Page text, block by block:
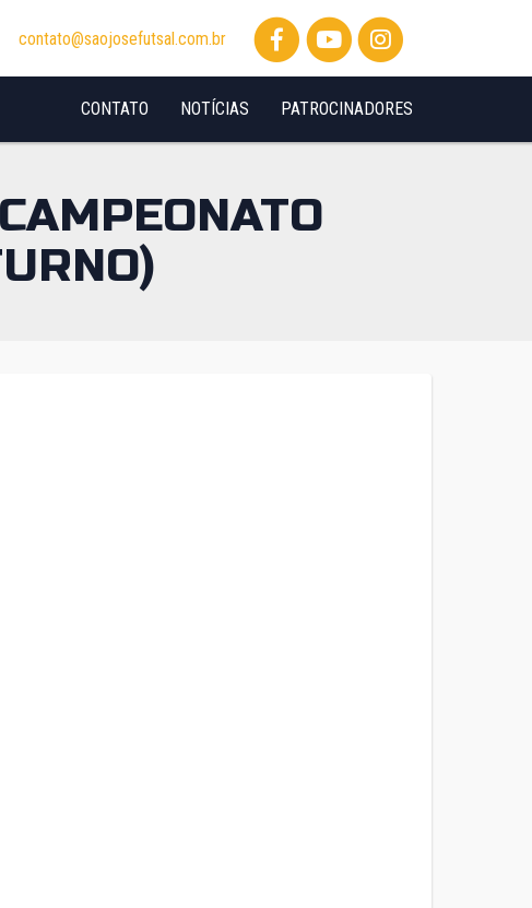
contato@saojosefutsal.com.br
PATROCINADORES
NOTÍCIAS
CONTATO